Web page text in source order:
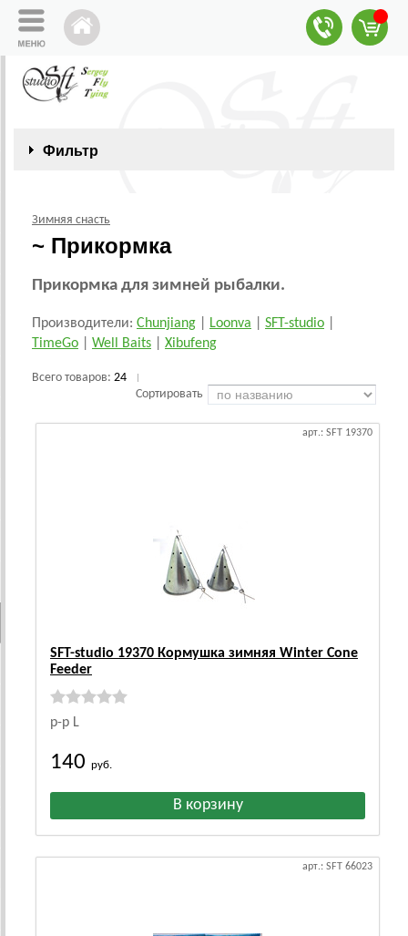
Фильтр
Зимняя снасть
~ Прикормка
Прикормка для зимней рыбалки.
Производители: Chunjiang Loonva SFT-studio
TimeGo
Well Baits Xibufeng
Всего товаров: 24
Сортировать
арт.: SFT 19370
SFT-studio 19370 Кормушка зимняя Winter Cone
Feeder
р-р L
140 руб.
арт.: SFT 66023